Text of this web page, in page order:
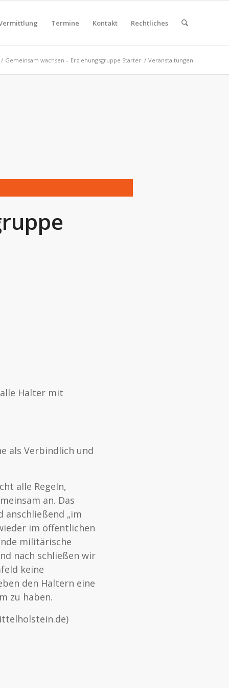
Termine Kontakt Rechtliches
/ Gemeinsam wachsen – Erziehungsgruppe Starter / Veranstaltungen
Halter mit
als Verbindlich und
alle Regeln,
an. Das
„im
im öffentlichen
militärische
nach schließen wir
keine
den Haltern eine
zu haben.